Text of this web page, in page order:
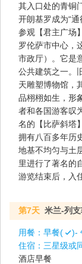
其入口处的青铜
开朗基罗成为“
参观【君主广场
罗伦萨市中心，
市政厅）。它是
公共建筑之一。
天雕塑博物馆，
品栩栩如生，形
者和各国游客叹
名的【比萨斜塔
拥有八百多年历
地基不均匀与土
里进行了著名的
游览结束后，入
第7天 米兰-列
用餐： 早餐( )-
住宿： 三星级或
酒店早餐